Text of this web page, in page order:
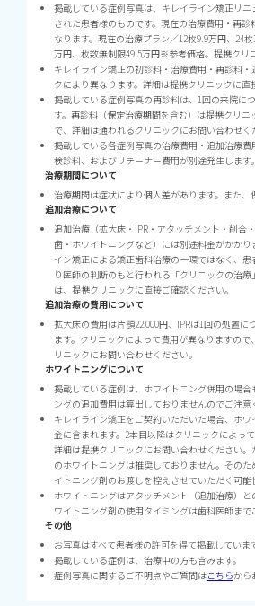
掲載している症例写真は、キレイライン矯正リ
された患者様のものです。現在の治療費用・再
なります。現在の治療プラン／12枚9.9万円、24
万円、枚数無制限49.5万円※参考価格。提携クリ
キレイライン矯正の初診料・治療費用・再診料・
クにより異なります。詳細は提携クリニックに直
掲載している症例写真の再診料は、1回の来院に
す。再診料（保定治療期間を含む）は提携クリニ
で、詳細は通われるクリニックにお問い合わせく
掲載している各症例写真の治療費用・追加治療
検診料、およびリテーナー費用が別途発生します。
治療期間について
治療期間は症状により個人差があります。また、
追加治療について
追加治療（拡大床・IPR・アタッチメント・削合
歯・ホワイトニングなど）には別途料金がかかり
イン矯正による矯正歯科治療の一環ではなく、
り医師の判断のもと行われる「クリニックの治
は、提携クリニックに直接ご確認ください。
追加治療の費用について
拡大床の費用は片顎22,000円、IPRは1回の処置に
ます。クリニックによって費用が異なりますの
リニックにお問い合わせください。
ホワイトニングについて
掲載している症例は、ホワイトニング併用の場合
ングの追加費用は算出しておりませんのでご注意
キレイライン矯正をご契約いただいた場合、ホ
金に含まれます。2本目以降はクリニックによっ
詳細は提携クリニックにお問い合わせください。
のホワイトニングは推奨しておりません。その
イトニング剤のお渡しを控えさせていただく可能
ホワイトニングはアタッチメント（追加治療）
ワイトニング剤の使用タイミングは歯科医師まで
その他
お写真はすべて患者様の許可を得て掲載していま
掲載している症例は、治療中の方も含みます。
症例写真に関するご不明点やご質問はこちらから